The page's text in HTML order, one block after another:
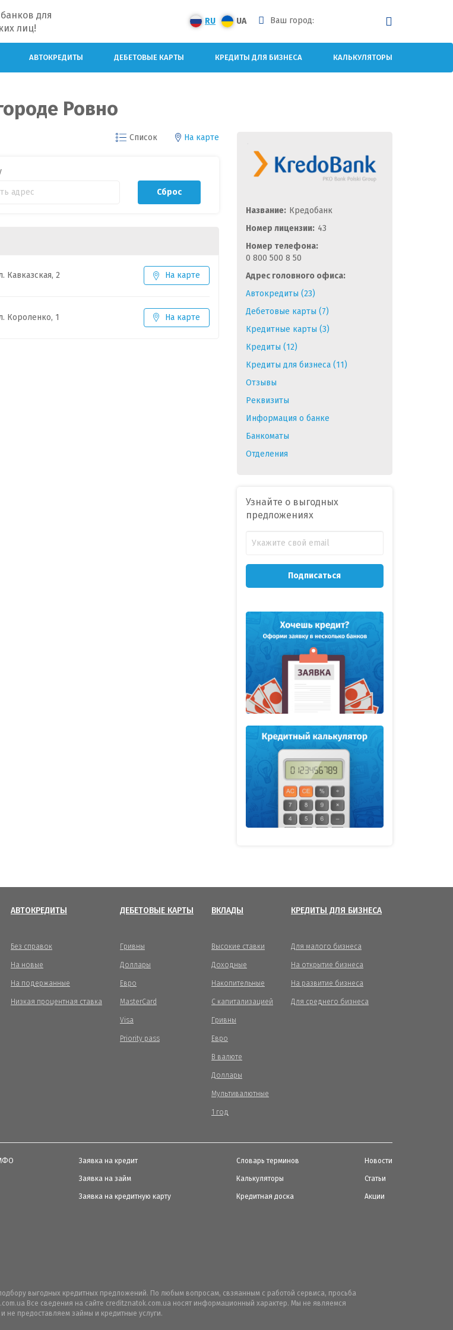
для
лиц!
RU UA Ваш город:
АВТОКРЕДИТЫ ДЕБЕТОВЫЕ КАРТЫ КРЕДИТЫ ДЛЯ БИЗНЕСА КАЛЬКУЛЯТОРЫ
Ровно
Список На карте
Сброс
Кавказская, 2 На карте
Короленко, 1 На карте
Название: Кредобанк
Номер лицензии: 43
Номер телефона:
0 800 500 8 50
Адрес головного офиса:
Автокредиты (23)
Дебетовые карты (7)
Кредитные карты (3)
Кредиты (12)
Кредиты для бизнеса (11)
Отзывы
Реквизиты
Информация о банке
Банкоматы
Отделения
Узнайте о выгодных
предложениях
Подписаться
АВТОКРЕДИТЫ
Без справок
На новые
На подержанные
Низкая процентная ставка
ДЕБЕТОВЫЕ КАРТЫ
Гривны
Доллары
Евро
MasterCard
Visa
Priority pass
ВКЛАДЫ
Высокие ставки
Доходные
Накопительные
С капитализацией
Гривны
Евро
В валюте
Доллары
Мультивалютные
1 год
КРЕДИТЫ ДЛЯ БИЗНЕСА
Для малого бизнеса
На открытие бизнеса
На развитие бизнеса
Для среднего бизнеса
Заявка на кредит
Заявка на займ
Заявка на кредитную карту
Словарь терминов
Калькуляторы
Кредитная доска
Новости
Статьи
Акции
выгодных кредитных предложений. По любым вопросам, свзяанным с работой сервиса, просьба
Все сведения на сайте creditznatok.com.ua носят информационный характер. Мы не являемся
не предоставляем займы и кредитные услуги.